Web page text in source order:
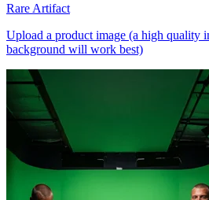
Rare Artifact
Upload a product image (a high quality
background will work best)